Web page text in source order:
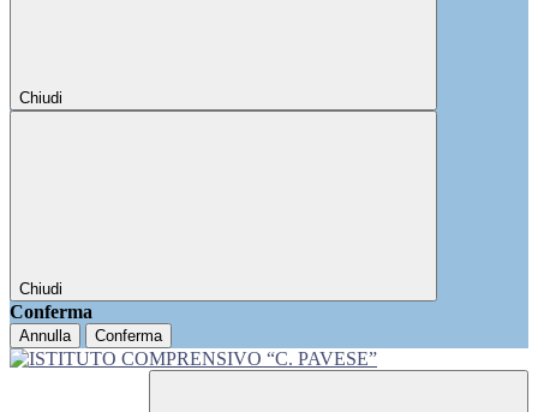
Chiudi
Chiudi
Conferma
Annulla Conferma